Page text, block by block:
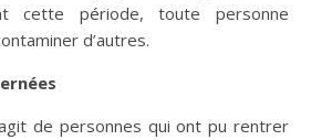
cette période, toute personne
d’autres.
de personnes qui ont pu rentrer